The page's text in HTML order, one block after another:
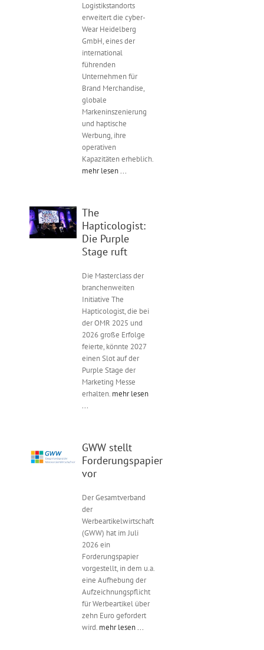
Logistikstandorts
erweitert die cyber-
Wear Heidelberg
GmbH, eines der
international
führenden
Unternehmen für
Brand Merchandise,
globale
Markeninszenierung
und haptische
Werbung, ihre
operativen
Kapazitäten erheblich.
mehr lesen ...
The
Hapticologist:
Die Purple
Stage ruft
Die Masterclass der
branchenweiten
Initiative The
Hapticologist, die bei
der OMR 2025 und
2026 große Erfolge
feierte, könnte 2027
einen Slot auf der
Purple Stage der
Marketing Messe
erhalten. mehr lesen
...
GWW stellt
Forderungspapier
vor
Der Gesamtverband
der
Werbeartikelwirtschaft
(GWW) hat im Juli
2026 ein
Forderungspapier
vorgestellt, in dem u.a.
eine Aufhebung der
Aufzeichnungspflicht
für Werbeartikel über
zehn Euro gefordert
wird. mehr lesen ...